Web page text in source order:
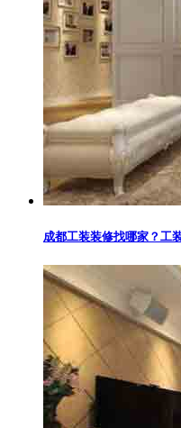
成都工装装修找哪家？工